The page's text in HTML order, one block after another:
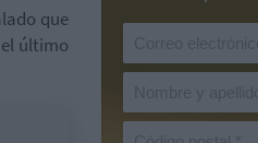
que
último